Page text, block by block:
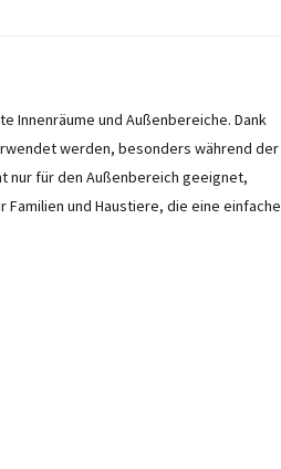
Innenräume und Außenbereiche. Dank
werden, besonders während der
nur für den Außenbereich geeignet,
und Haustiere, die eine einfache